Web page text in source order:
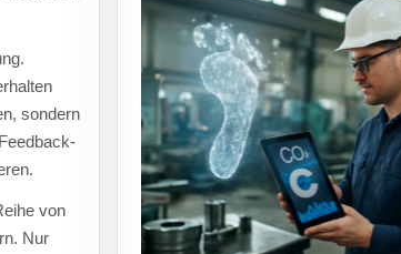
sondern
von
Nur
umweltfreundliche Technologien trifft
unterschiedlichen